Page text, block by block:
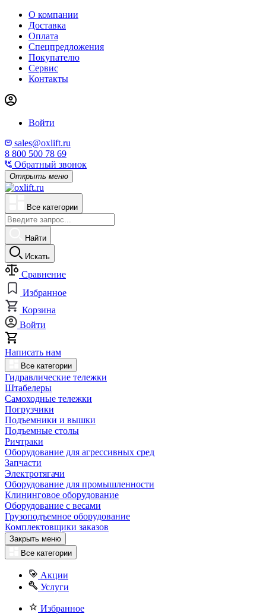
О компании
Доставка
Оплата
Спецпредложения
Покупателю
Сервис
Контакты
Войти
sales@oxlift.ru
8 800 500 78 69
Обратный звонок
Открыть меню
Все категории
Найти
Искать
Сравнение
Избранное
Корзина
Войти
Написать нам
Все категории
Гидравлические тележки
Штабелеры
Самоходные тележки
Погрузчики
Подъемники и вышки
Подъемные столы
Ричтраки
Оборудование для агрессивных сред
Запчасти
Электротягачи
Оборудование для промышленности
Клининговое оборудование
Оборудование с весами
Грузоподъемное оборудование
Комплектовщики заказов
Закрыть меню
Все категории
Акции
Услуги
Избранное